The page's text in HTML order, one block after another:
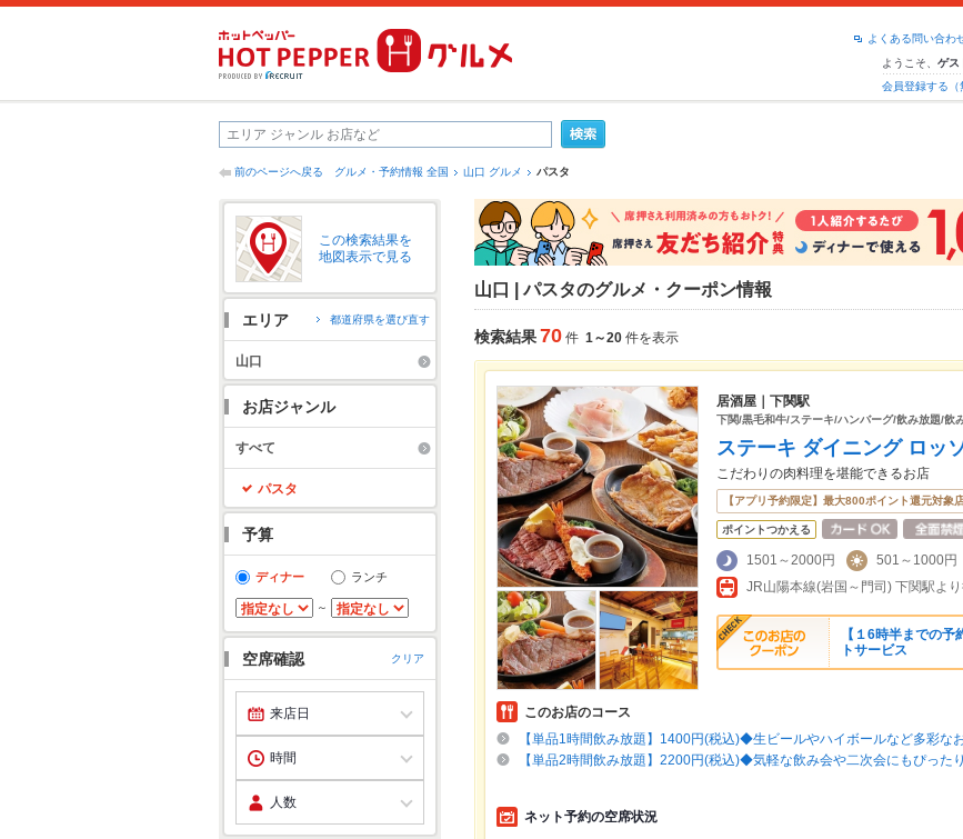
よくある問い合わ
ようこそ、 ゲス
会員登録する（
前のページへ戻る グルメ・予約情報 全国 山口 グルメ パスタ
この検索結果を
地図表示で見る
エリア 都道府県を選び直す
山口
お店ジャンル
すべて
パスタ
予算
ディナー ランチ
～
空席確認 クリア
山口 | パスタのグルメ・クーポン情報
検索結果70 件 1～20 件を表示
居酒屋｜下関駅
下関/黒毛和牛/ステーキ/ハンバーグ/飲み放題/飲
ステーキ ダイニング ロッ
こだわりの肉料理を堪能できるお店
【アプリ予約限定】最大800ポイント還元対象
ポイントつかえる
1501～2000円
501～1000円
JR山陽本線(岩国～門司) 下関駅よ
【１6時半までの
トサービス
このお店のコース
【単品1時間飲み放題】1400円(税込)◆生ビールやハイボールなど多彩な
【単品2時間飲み放題】2200円(税込)◆気軽な飲み会や二次会にもぴった
ネット予約の空席状況